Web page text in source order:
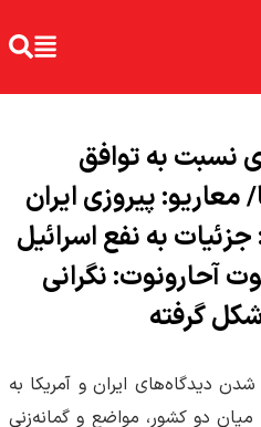
نسبت به توافق
معاریو: پیروزی ایران
است/ کانال ۱۲: جزئیات به نفع اسرائیل
آحارونوت: نگرانی
گرفته
دیدگاه‌های ایران و آمریکا به
میان دو کشور، مواضع و گمانه‌زنی